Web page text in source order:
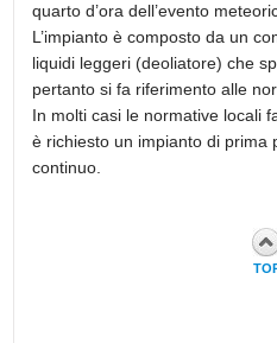
quarto d’ora dell’evento
L’impianto è composto da un
liquidi leggeri (deoliatore) che
pertanto si fa riferimento alle
In molti casi le normative locali
è richiesto un impianto di prima
continuo.